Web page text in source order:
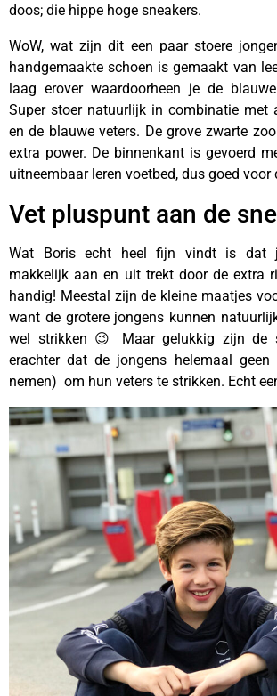
doos; die hippe hoge sneakers.
WoW, wat zijn dit een paar stoere
handgemaakte schoen is gemaakt van
laag erover waardoorheen je de
Super stoer natuurlijk in combinatie met
en de blauwe veters. De grove zwarte
extra power. De binnenkant is gevoerd
uitneembaar leren voetbed, dus goed voor
Vet pluspunt aan de
Wat Boris echt heel fijn vindt is dat
makkelijk aan en uit trekt door de extra
handig! Meestal zijn de kleine maatjes
want de grotere jongens kunnen
wel strikken 😉 Maar gelukkig zijn de
erachter dat de jongens helemaal geen
nemen) om hun veters te strikken. Echt